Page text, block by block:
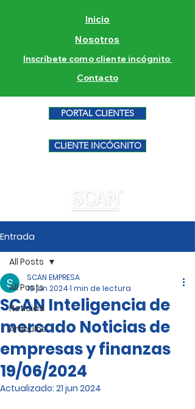
Inicio
Nosotros
Inscríbete como cliente incógnito
Contacto
PORTAL CLIENTES
CLIENTE INCÓGNITO
Entrada
All Posts
Noticias
Artículos
All Posts
SCAN Inteligencia de
mercado Noticias de
empresas y finanzas
19/06/2024
SCAN EMPRESA
19 jun 20241 min de lectura
Actualizado: 21 jun 2024